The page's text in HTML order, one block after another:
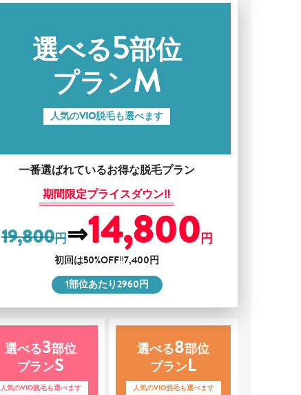
選べる3部位
プランS
人気のVIO脱毛も選べます
選べる5部位
プランM
人気のVIO脱毛も選べます
一番選ばれているお得な脱毛プラン
期間限定プライスダウン‼
19,800円⇒14,800円
初回は50%OFF‼7,400円
1部位あたり2960円
選べる8部位
プランL
人気のVIO脱毛も選べます